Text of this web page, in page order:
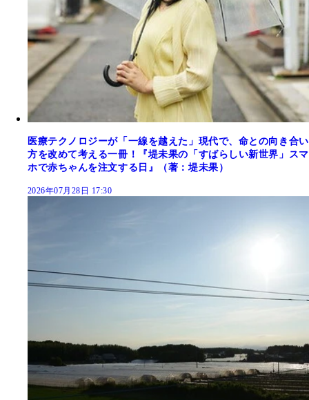
医療テクノロジーが「一線を越えた」現代で、命との向き合い
方を改めて考える一冊！『堤未果の「すばらしい新世界」スマ
ホで赤ちゃんを注文する日』（著：堤未果）
2026年07月28日 17:30